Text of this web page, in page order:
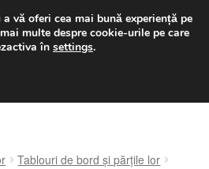
lei
4 p.m.031 229 6816
Tablouri de bord și părțile lor
vă oferi cea mai bună experiență pe
multe despre cookie-urile pe care
în settings.